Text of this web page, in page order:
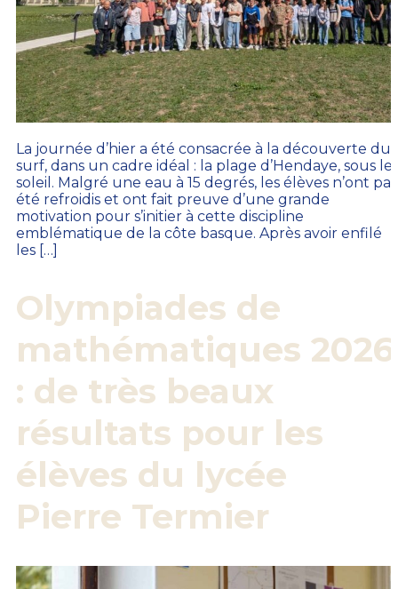
La journée d’hier a été consacrée à la découverte du
surf, dans un cadre idéal : la plage d’Hendaye, sous le
soleil. Malgré une eau à 15 degrés, les élèves n’ont pas
été refroidis et ont fait preuve d’une grande
motivation pour s’initier à cette discipline
emblématique de la côte basque. Après avoir enfilé
les […]
Olympiades de
mathématiques 2026
: de très beaux
résultats pour les
élèves du lycée
Pierre Termier